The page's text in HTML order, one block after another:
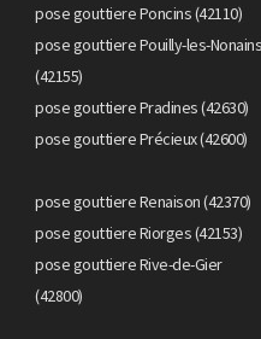
pose gouttiere Poncins (42110)
pose gouttiere Pouilly-les-Nonains
(42155)
pose gouttiere Pradines (42630)
pose gouttiere Précieux (42600)
pose gouttiere Renaison (42370)
pose gouttiere Riorges (42153)
pose gouttiere Rive-de-Gier
(42800)